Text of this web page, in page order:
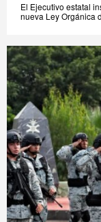
El Ejecutivo estatal
nueva Ley Orgánica